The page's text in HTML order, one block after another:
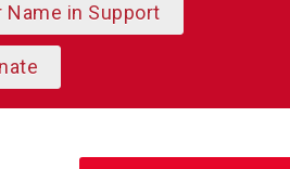
Name in Support